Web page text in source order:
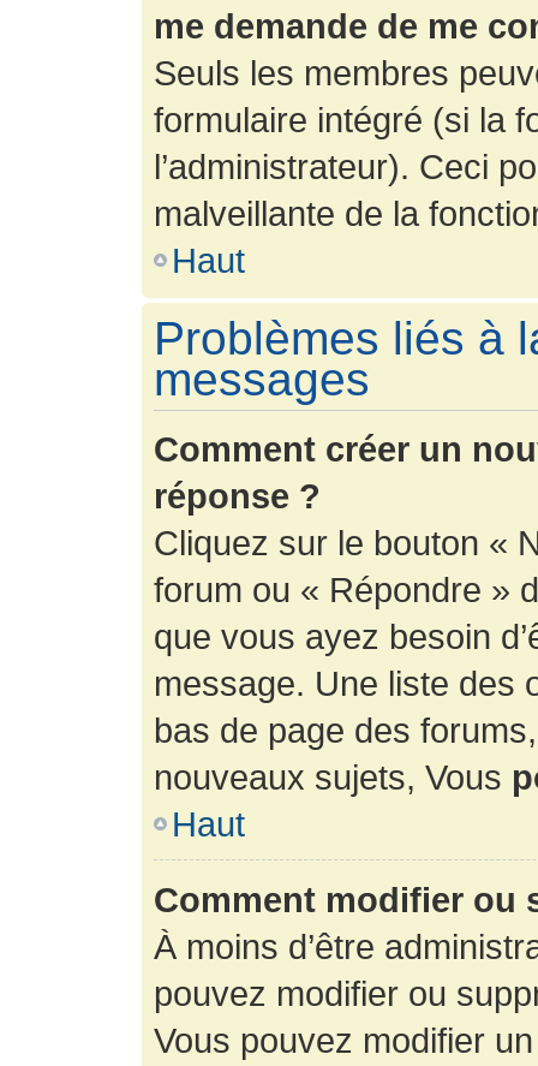
me demande de me
Seuls les membres
formulaire intégré (si la
l’administrateur). Ceci
malveillante de la
Haut
Problèmes liés à
messages
Comment créer un
réponse ?
Cliquez sur le bouton «
forum ou « Répondre »
que vous ayez besoin
message. Une liste des
bas de page des
nouveaux sujets, Vous
Haut
Comment modifier ou
À moins d’être
pouvez modifier ou
Vous pouvez modifier